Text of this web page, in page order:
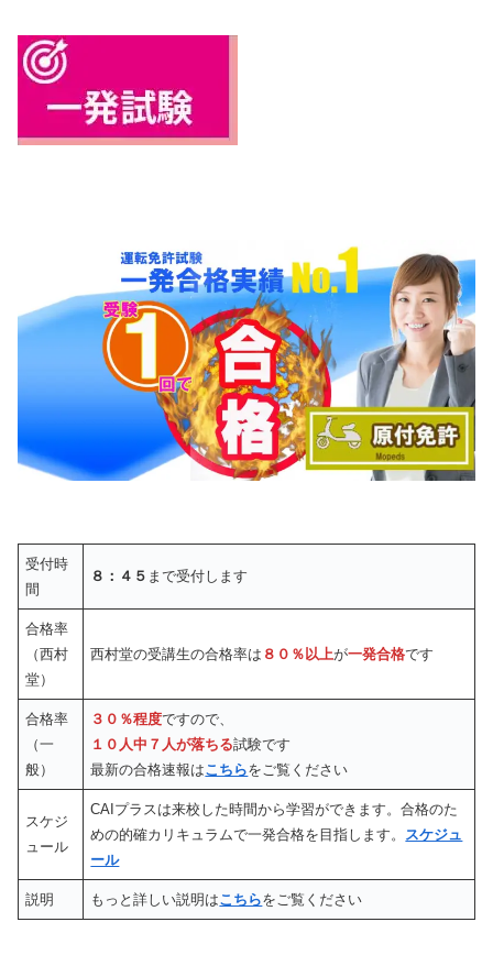
受付時
間
８：４５ まで受付します
合格率
（西村
堂）
西村堂の受講生の合格率は ８０％以上が一発合格です
合格率
（一
般）
３０％程度ですので、
１０人中７人が落ちる試験です
最新の合格速報はこちらをご覧ください
スケジ
ュール
CAIプラスは来校した時間から学習ができます。合格のた
めの的確カリキュラムで一発合格を目指します。 スケジュ
ール
説明 もっと詳しい説明はこちらをご覧ください